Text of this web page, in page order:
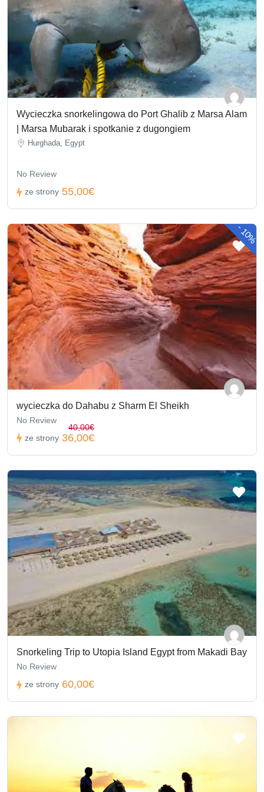
Wycieczka snorkelingowa do Port Ghalib z Marsa Alam
| Marsa Mubarak i spotkanie z dugongiem
Hurghada, Egypt
No Review
ze strony 55,00€
-
10%
wycieczka do Dahabu z Sharm El Sheikh
No Review
ze strony
40,00€
36,00€
Snorkeling Trip to Utopia Island Egypt from Makadi Bay
No Review
ze strony 60,00€